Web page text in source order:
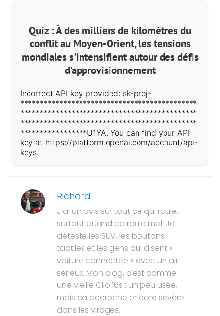
Quiz : À des milliers de kilomètres du
conflit au Moyen-Orient, les tensions
mondiales s'intensifient autour des défis
d'approvisionnement
Incorrect API key provided: sk-proj-
*********************************************
*********************************************
*********************************************
*****************U1YA. You can find your API
key at https://platform.openai.com/account/api-
keys.
Richard
J’ai un avis sur tout ce qui roule,
surtout quand ça roule mal. Je
déteste les SUV, les boutons
tactiles et les gens qui disent «
voiture connectée » avec un air
sérieux. Mon blog, c’est comme
une vieille Clio 16s : un peu usée,
mais ça accroche encore sévère
dans les virages.